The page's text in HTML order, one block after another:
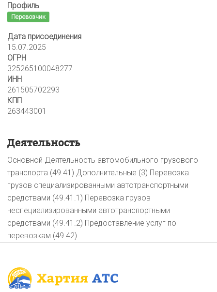
Профиль
Перевозчик
Дата присоединения
15.07.2025
ОГРН
325265100048277
ИНН
261505702293
КПП
263443001
Деятельность
Основной Деятельность автомобильного грузового
транспорта (49.41) Дополнительные (3) Перевозка
грузов специализированными автотранспортными
средствами (49.41.1) Перевозка грузов
неспециализированными автотранспортными
средствами (49.41.2) Предоставление услуг по
перевозкам (49.42)